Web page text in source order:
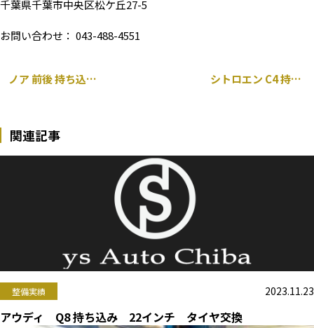
千葉県千葉市中央区松ケ丘27-5
お問い合わせ： 043-488-4551
ノア 前後 持ち込み ドラレコ取り付け シトロエン C4 持ち込み タイヤ交換
関連記事
整備実績 2023.11.23
アウディ Q8 持ち込み 22インチ タイヤ交換